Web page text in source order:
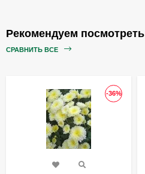
Рекомендуем посмотреть
СРАВНИТЬ ВСЕ
-36%